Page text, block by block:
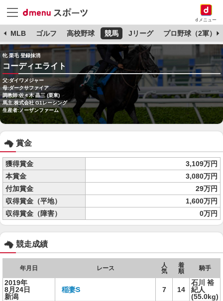
dメニュー
MLB ゴルフ 高校野球 競馬 Jリーグ プロ野球（2軍）
牝 栗毛 登録抹消
コーディエライト
父:ダイワメジャー
母:ダークサファイア
調教師:佐々木 晶三 (栗東)
馬主:株式会社 G1レーシング
生産者:ノーザンファーム
賞金
獲得賞金
3,109万円
本賞金
3,080万円
付加賞金
29万円
収得賞金（平地）
1,600万円
収得賞金（障害）
0万円
競走成績
年月日 レース
人
気
着
順
騎手
2019年
8月24日
新潟
稲妻S 7 14
石川 裕
紀人
(55.0kg)